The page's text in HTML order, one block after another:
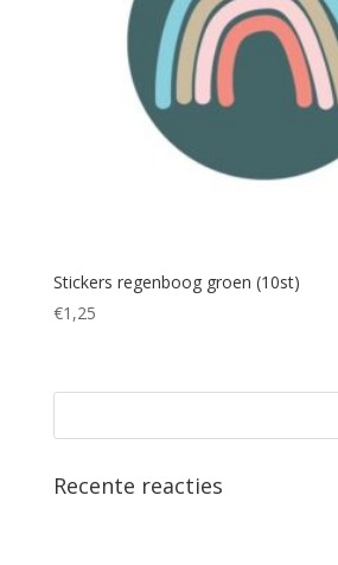
Stickers regenboog groen (10st)
€1,25
Recente reacties